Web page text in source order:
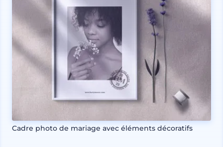
Cadre photo de mariage avec éléments décoratifs